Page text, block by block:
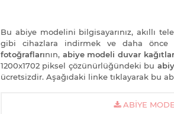
Bu abiye modelini bilgisayarınız, akıllı
gibi cihazlara indirmek ve daha önce
fotoğraflarının, abiye modeli duvar
1200x1702 piksel çözünürlüğündeki bu
ücretsizdir. Aşağıdaki linke tıklayarak bu
ABIYE